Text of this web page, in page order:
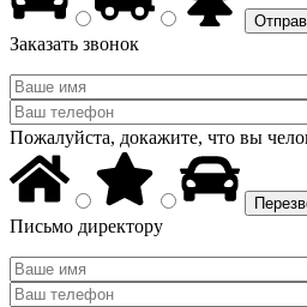
Заказать звонок
Пожалуйста, докажите, что вы
Письмо директору